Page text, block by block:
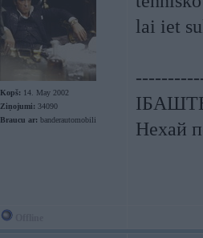
Kopš: 14. May 2002
Ziņojumi: 34090
Braucu ar: banderautomobili
lai iet
Нехай